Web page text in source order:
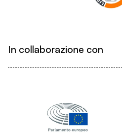
In collaborazione con